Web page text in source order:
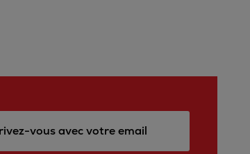
vous avec votre email